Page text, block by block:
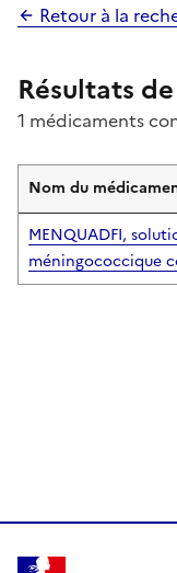
Retour à la
Résultats
1 médicaments
Nom du
MENQUADFI,
méningococcique